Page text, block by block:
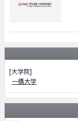
[大学院]
一橋大学